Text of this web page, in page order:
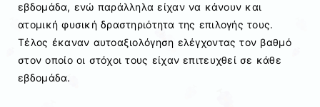
εβδομάδα, ενώ παράλληλα είχαν να κάνουν και
ατομική φυσική δραστηριότητα της επιλογής τους.
Τέλος έκαναν αυτοαξιολόγηση ελέγχοντας τον βαθμό
στον οποίο οι στόχοι τους είχαν επιτευχθεί σε κάθε
εβδομάδα.